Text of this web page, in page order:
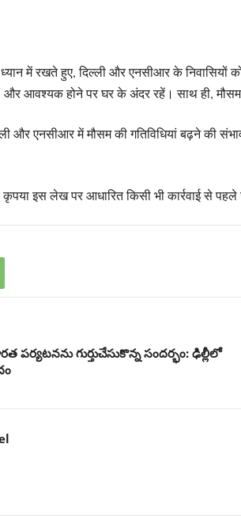
ध्यान में रखते हुए, दिल्ली और एनसीआर के
और आवश्यक होने पर घर के अंदर रहें। साथ ही,
और एनसीआर में मौसम की गतिविधियां बढ़ने की
इस लेख पर आधारित किसी भी कार्रवाई से
గుర్తుచేసుకొన్న సందర్భం: ఢిల్లీలో